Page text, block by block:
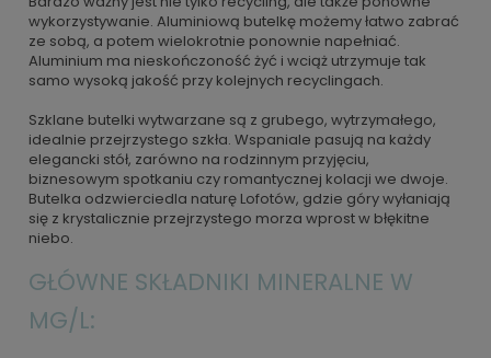
wykorzystywanie. Aluminiową butelkę możemy łatwo zabrać
ze sobą, a potem wielokrotnie ponownie napełniać.
Aluminium ma nieskończoność żyć i wciąż utrzymuje tak
samo wysoką jakość przy kolejnych recyclingach.
Szklane butelki wytwarzane są z grubego, wytrzymałego,
idealnie przejrzystego szkła. Wspaniale pasują na każdy
elegancki stół, zarówno na rodzinnym przyjęciu,
biznesowym spotkaniu czy romantycznej kolacji we dwoje.
Butelka odzwierciedla naturę Lofotów, gdzie góry wyłaniają
się z krystalicznie przejrzystego morza wprost w błękitne
niebo.
GŁÓWNE SKŁADNIKI MINERALNE W
MG/L: